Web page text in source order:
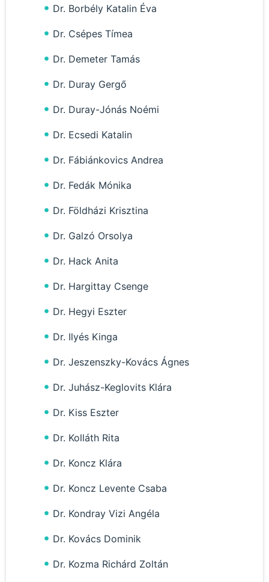
Dr. Borbély Katalin Éva
Dr. Csépes Tímea
Dr. Demeter Tamás
Dr. Duray Gergő
Dr. Duray-Jónás Noémi
Dr. Ecsedi Katalin
Dr. Fábiánkovics Andrea
Dr. Fedák Mónika
Dr. Földházi Krisztina
Dr. Galzó Orsolya
Dr. Hack Anita
Dr. Hargittay Csenge
Dr. Hegyi Eszter
Dr. Ilyés Kinga
Dr. Jeszenszky-Kovács Ágnes
Dr. Juhász-Keglovits Klára
Dr. Kiss Eszter
Dr. Kolláth Rita
Dr. Koncz Klára
Dr. Koncz Levente Csaba
Dr. Kondray Vizi Angéla
Dr. Kovács Dominik
Dr. Kozma Richárd Zoltán